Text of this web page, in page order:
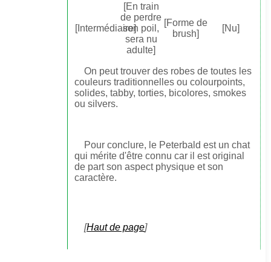
[Intermédiaire]
[En train
de perdre
son poil,
sera nu
adulte]
[Forme de
brush]
[Nu]
On peut trouver des robes de toutes les
couleurs traditionnelles ou colourpoints,
solides, tabby, torties, bicolores, smokes
ou silvers.
Pour conclure, le Peterbald est un chat
qui mérite d'être connu car il est original
de part son aspect physique et son
caractère.
[Haut de page]